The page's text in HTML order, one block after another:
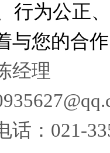
行为公正
与您的合
经理
话：021-